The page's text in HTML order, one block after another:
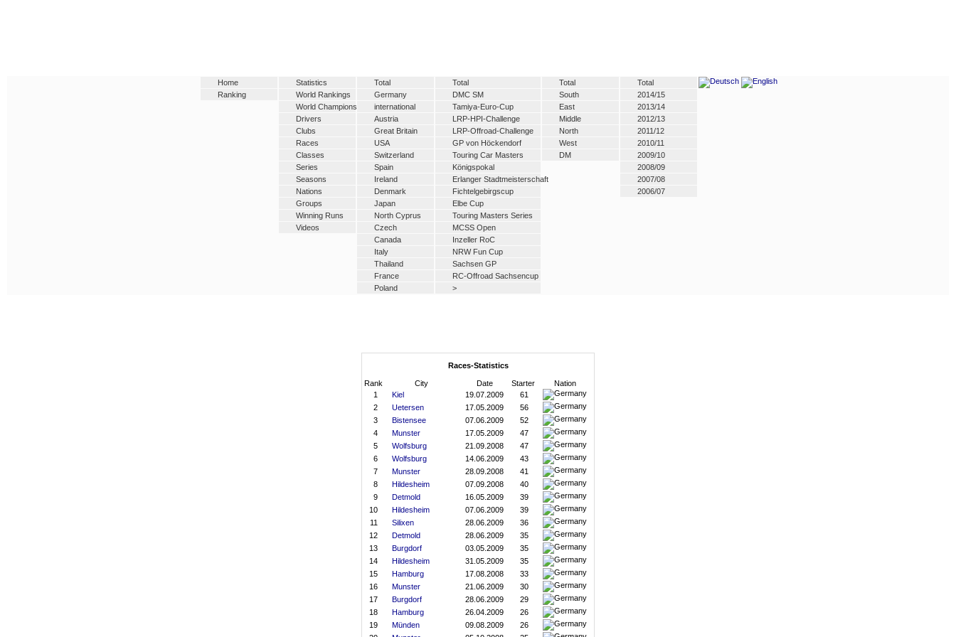
Home
Ranking
Statistics
World Rankings
World Champions
Drivers
Clubs
Races
Classes
Series
Seasons
Nations
Groups
Winning Runs
Videos
Total
Germany
international
Austria
Great Britain
USA
Switzerland
Spain
Ireland
Denmark
Japan
North Cyprus
Czech
Canada
Italy
Thailand
France
Poland
Total
DMC SM
Tamiya-Euro-Cup
LRP-HPI-Challenge
LRP-Offroad-Challenge
GP von Höckendorf
Touring Car Masters
Königspokal
Erlanger Stadtmeisterschaft
Fichtelgebirgscup
Elbe Cup
Touring Masters Series
MCSS Open
Inzeller RoC
NRW Fun Cup
Sachsen GP
RC-Offroad Sachsencup
>
Total
South
East
Middle
North
West
DM
Total
2014/15
2013/14
2012/13
2011/12
2010/11
2009/10
2008/09
2007/08
2006/07
Races-Statistics
Rank City Date Starter
Nation
1
Kiel 19.07.2009
61
2
Uetersen 17.05.2009
56
3
Bistensee 07.06.2009
52
4
Munster 17.05.2009
47
5
Wolfsburg 21.09.2008
47
6
Wolfsburg 14.06.2009
43
7
Munster 28.09.2008
41
8
Hildesheim 07.09.2008
40
9
Detmold 16.05.2009
39
10
Hildesheim 07.06.2009
39
11
Silixen 28.06.2009
36
12
Detmold 28.06.2009
35
13
Burgdorf 03.05.2009
35
14
Hildesheim 31.05.2009
35
15
Hamburg 17.08.2008
33
16
Munster 21.06.2009
30
17
Burgdorf 28.06.2009
29
18
Hamburg 26.04.2009
26
19
Münden 09.08.2009
26